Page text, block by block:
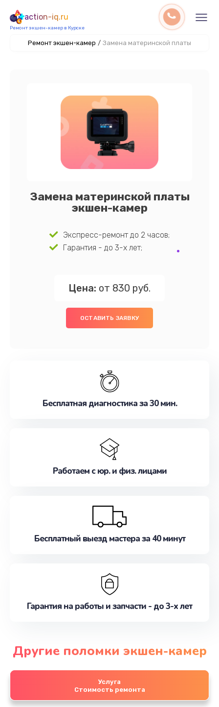
action-iq.ru
Ремонт экшен-камер в Курске
Ремонт экшен-камер / Замена материнской платы
Замена материнской платы
экшен-камер
Экспресс-ремонт до 2 часов;
Гарантия - до 3-х лет;
Цена: от 830 руб.
ОСТАВИТЬ ЗАЯВКУ
Бесплатная диагностика за 30 мин.
Работаем с юр. и физ. лицами
Бесплатный выезд мастера за 40 минут
Гарантия на работы и запчасти - до 3-х лет
Другие поломки экшен-камер
Услуга
Стоимость ремонта